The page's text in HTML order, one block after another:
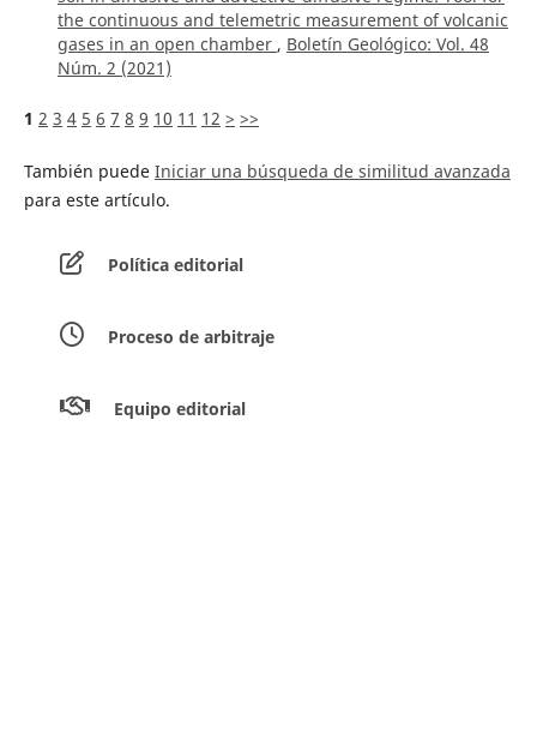
the continuous and telemetric measurement of volcanic
gases in an open chamber , Boletín Geológico: Vol. 48
Núm. 2 (2021)
1 2 3 4 5 6 7 8 9 10 11 12 > >>
También puede Iniciar una búsqueda de similitud avanzada
para este artículo.
Política editorial
Proceso de arbitraje
Equipo editorial